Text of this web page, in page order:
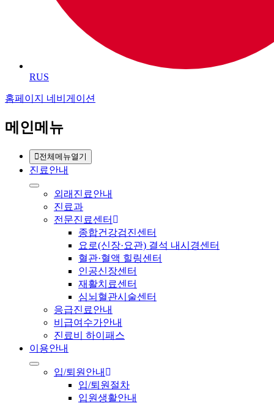
RUS
홈페이지 네비게이션
메인메뉴
전체메뉴열기
진료안내
외래진료안내
진료과
전문진료센터
종합건강검진센터
요로(신장·요관) 결석 내시경센터
혈관·혈액 힐링센터
인공신장센터
재활치료센터
심뇌혈관시술센터
응급진료안내
비급여수가안내
진료비 하이패스
이용안내
입/퇴원안내
입/퇴원절차
입원생활안내